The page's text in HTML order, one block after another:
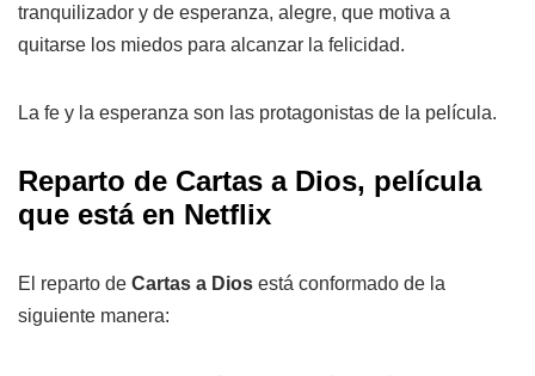
tranquilizador y de esperanza, alegre, que motiva a
quitarse los miedos para alcanzar la felicidad.
La fe y la esperanza son las protagonistas de la película.
Reparto de Cartas a Dios, película
que está en Netflix
El reparto de Cartas a Dios está conformado de la
siguiente manera: